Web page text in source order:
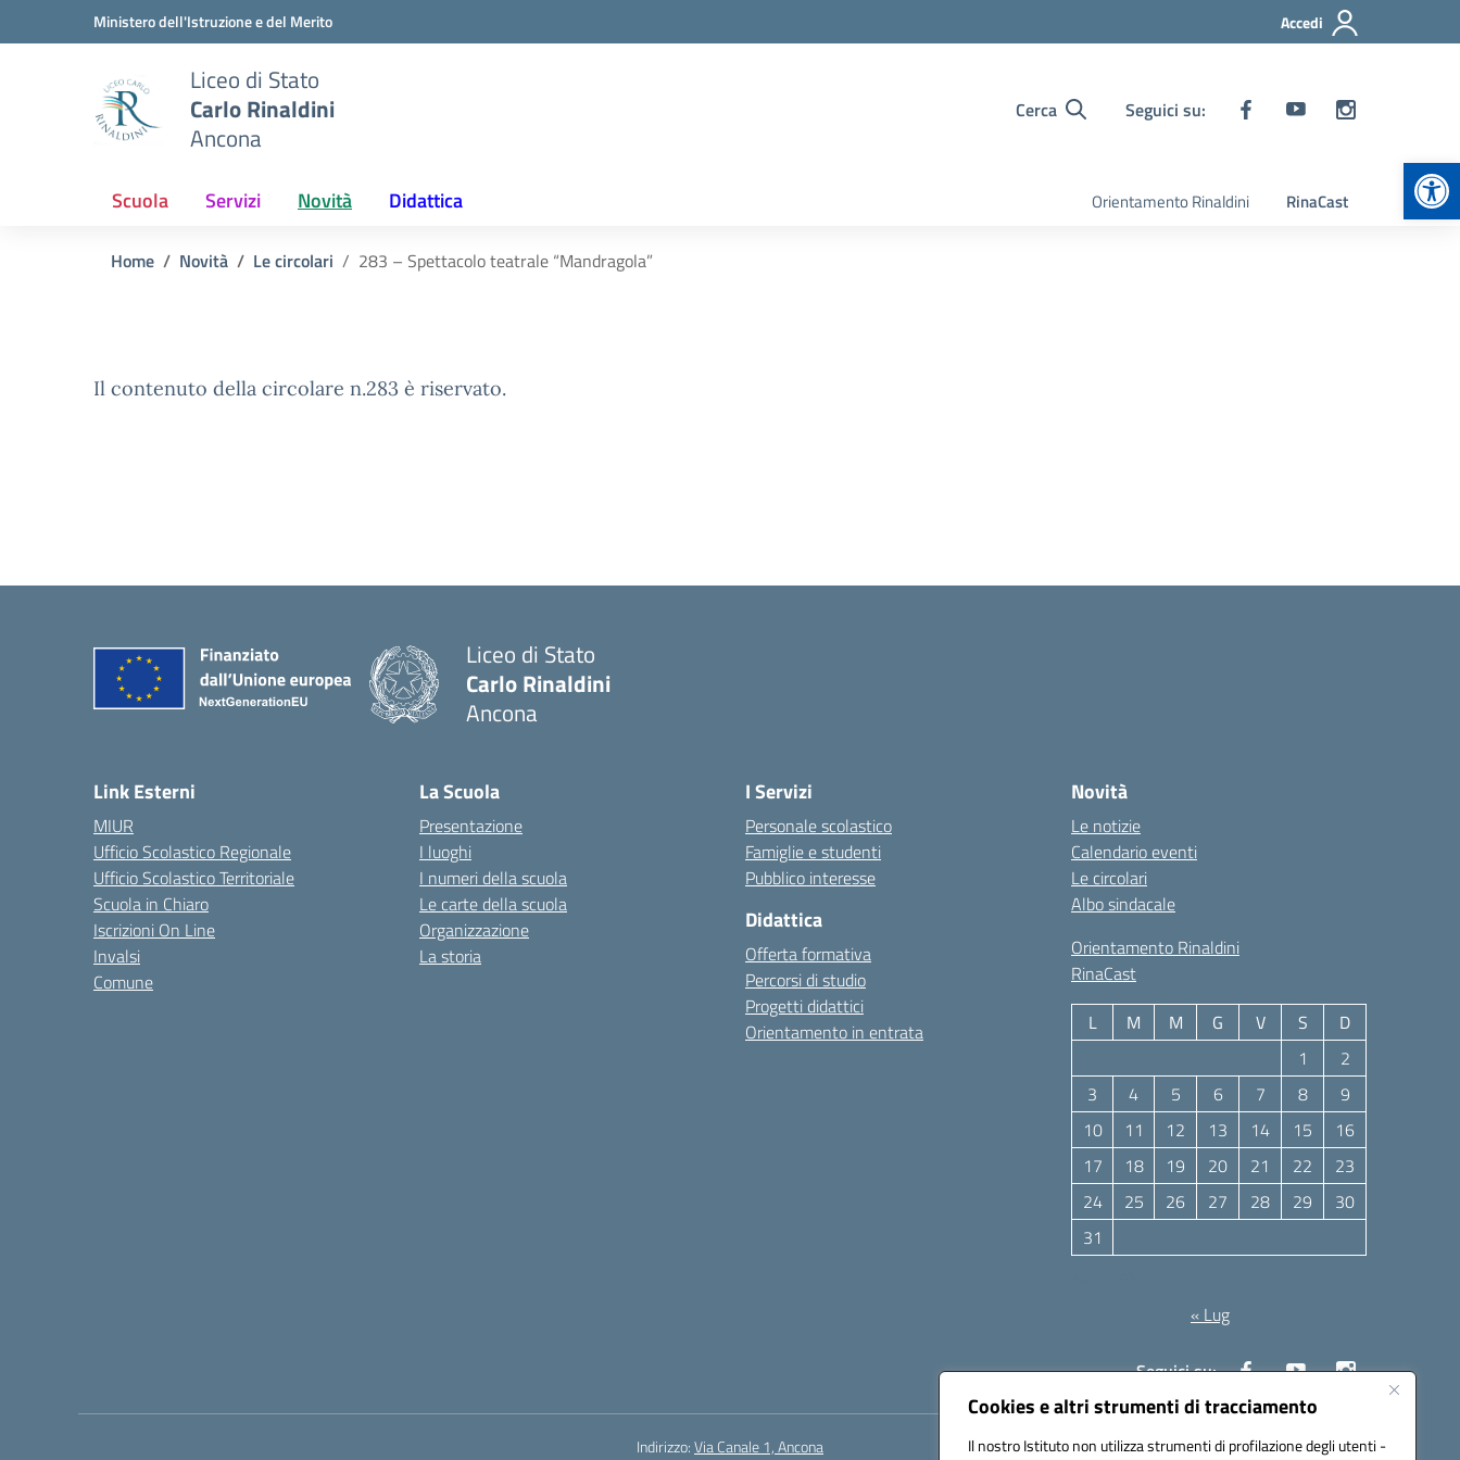
Cookies e altri strumenti di tracciamento
Il nostro Istituto non utilizza strumenti di profilazione degli utenti -
Vai ai contenuti
Vai al menu di navigazioneMinistero dell'Istruzione e del Merito Accedi
Liceo di Stato
Carlo Rinaldini
Ancona
Cerca Seguici su:
Scuola Servizi Novità Didattica Orientamento Rinaldini RinaCast
Home Novità Le circolari 283 – Spettacolo teatrale “Mandragola”
Il contenuto della circolare n.283 è riservato.
Liceo di Stato
Carlo Rinaldini
Ancona
Link Esterni
MIUR
Ufficio Scolastico Regionale
Ufficio Scolastico Territoriale
Scuola in Chiaro
Iscrizioni On Line
Invalsi
Comune
La Scuola
Presentazione
I luoghi
I numeri della scuola
Le carte della scuola
Organizzazione
La storia
I Servizi
Personale scolastico
Famiglie e studenti
Pubblico interesse
Didattica
Offerta formativa
Percorsi di studio
Progetti didattici
Orientamento in entrata
Novità
Le notizie
Calendario eventi
Le circolari
Albo sindacale
Orientamento Rinaldini
RinaCast
L M M G V S
D
1
2
3
4 5 6 7 8
9
10
11 12 13 14 15
16
17
18 19 20 21 22
23
24
25 26 27 28 29
30
31
« Lug
Seguici su:
Indirizzo:Via Canale 1, Ancona